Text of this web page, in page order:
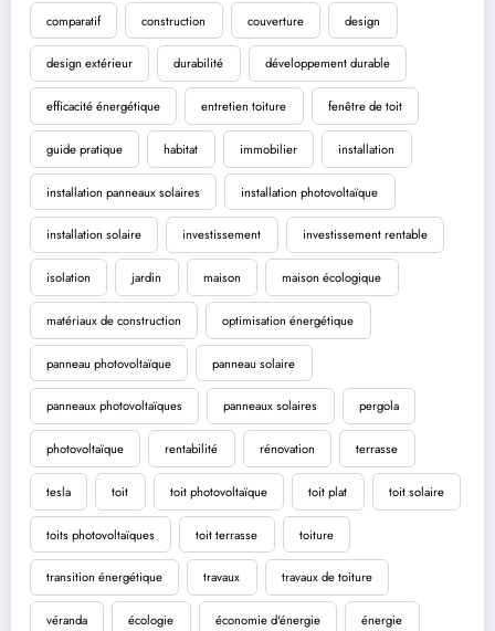
comparatif construction couverture design
design extérieur durabilité développement durable
efficacité énergétique entretien toiture fenêtre de toit
guide pratique habitat immobilier installation
installation panneaux solaires installation photovoltaïque
installation solaire investissement investissement rentable
isolation jardin maison maison écologique
matériaux de construction optimisation énergétique
panneau photovoltaïque panneau solaire
panneaux photovoltaïques panneaux solaires pergola
photovoltaïque rentabilité rénovation terrasse
tesla toit toit photovoltaïque toit plat toit solaire
toits photovoltaïques toit terrasse toiture
transition énergétique travaux travaux de toiture
véranda écologie économie d'énergie énergie